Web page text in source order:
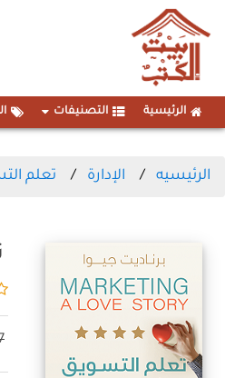
الرئيسية التصنيفات
الرئيسيه الإدارة تعلم